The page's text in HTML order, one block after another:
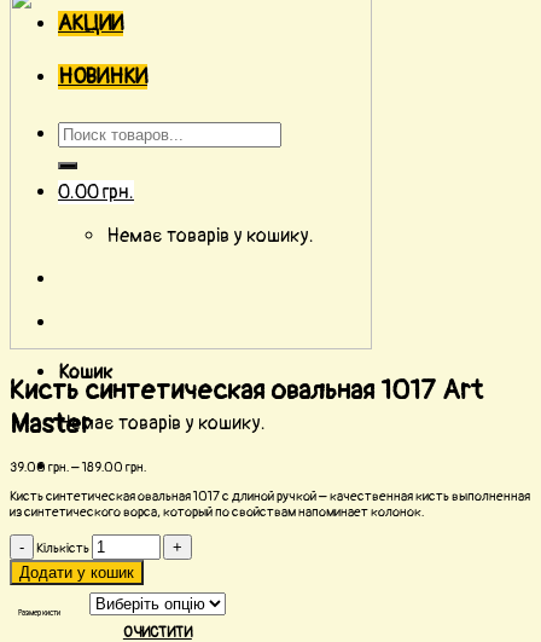
АКЦИИ
НОВИНКИ
0.00грн.
Немає товарів у кошику.
Кошик
Немає товарів у кошику.
Кисть синтетическая овальная 1017 Art
Master
39.00 грн.–189.00 грн.
Кисть синтетическая овальная 1017 с длиной ручкой – качественная кисть выполненная
из синтетического ворса, который по свойствам напоминает колонок.
Кількість
Додати у кошик
Размер кисти
ОЧИСТИТИ